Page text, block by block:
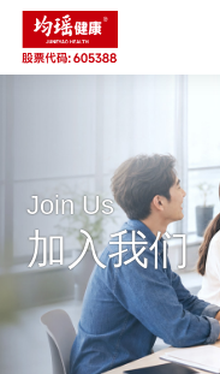
Join Us
加入我们